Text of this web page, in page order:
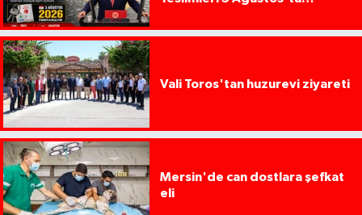
Vali Toros'tan huzurevi ziyareti
Mersin'de can dostlara şefkat
eli